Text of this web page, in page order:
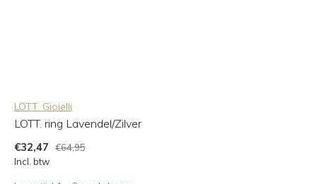
LOTT. Gioielli
LOTT. ring Lavendel/Zilver
€32,47
€64,95
Incl. btw